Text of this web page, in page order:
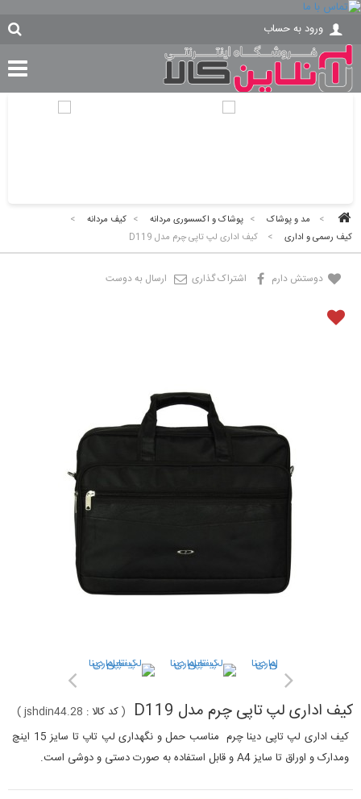
ورود به حساب
> مد و پوشاک > پوشاک و اکسسوری مردانه > کیف مردانه
>
کیف رسمی و اداری
> کیف اداری لپ تاپی چرم مدل D119
دوستش دارم اشتراک گذاری ارسال به دوست
کیف اداری لپ تاپی چرم مدل D119 (کد کالا : jshdin44.28
)
کیف اداری لپ تاپی دینا چرم مناسب حمل و نگهداری لپ تاپ تا سایز 15 اینچ
ومدارک و اوراق تا سایز A4 و قابل استفاده به صورت دستی و دوشی است.